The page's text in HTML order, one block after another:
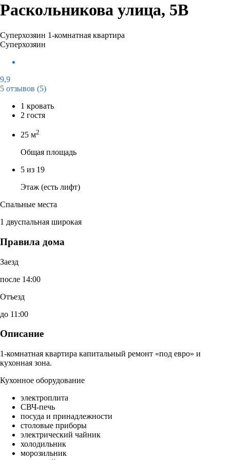
Раскольникова улица, 5В
Суперхозяин 1-комнатная квартира
Суперхозяин
9,9
5 отзывов (5)
1 кровать
2 гостя
25 м2
Общая площадь
5 из 19
Этаж (есть лифт)
Спальные места
1 двуспальная широкая
Правила дома
Заезд
после 14:00
Отъезд
до 11:00
Описание
1-комнатная квартира капитальный ремонт «под евро» и
кухонная зона.
Кухонное оборудование
электроплита
СВЧ-печь
посуда и принадлежности
столовые приборы
электрический чайник
холодильник
морозильник